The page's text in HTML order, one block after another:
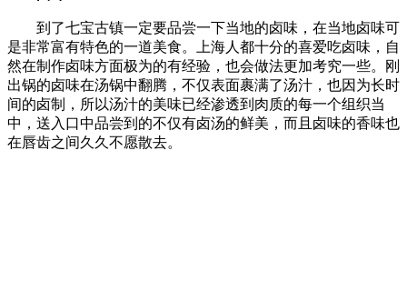
到了七宝古镇一定要品尝一下当地的卤味，在当地卤味可
是非常富有特色的一道美食。上海人都十分的喜爱吃卤味，自
然在制作卤味方面极为的有经验，也会做法更加考究一些。刚
出锅的卤味在汤锅中翻腾，不仅表面裹满了汤汁，也因为长时
间的卤制，所以汤汁的美味已经渗透到肉质的每一个组织当
中，送入口中品尝到的不仅有卤汤的鲜美，而且卤味的香味也
在唇齿之间久久不愿散去。